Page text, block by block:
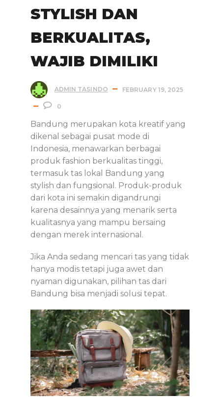
STYLISH DAN
BERKUALITAS,
WAJIB DIMILIKI
ADMIN TASINDO FEBRUARY 19, 2025
0
Bandung merupakan kota kreatif yang
dikenal sebagai pusat mode di
Indonesia, menawarkan berbagai
produk fashion berkualitas tinggi,
termasuk tas lokal Bandung yang
stylish dan fungsional. Produk-produk
dari kota ini semakin digandrungi
karena desainnya yang menarik serta
kualitasnya yang mampu bersaing
dengan merek internasional.
Jika Anda sedang mencari tas yang tidak
hanya modis tetapi juga awet dan
nyaman digunakan, pilihan tas dari
Bandung bisa menjadi solusi tepat.